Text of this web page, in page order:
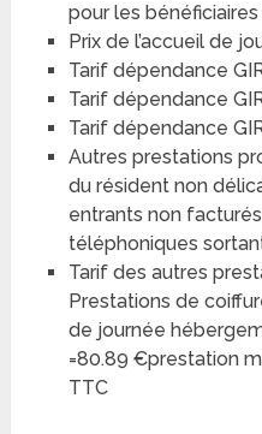
pour les bénéficiaires
Prix de l’accueil de
Tarif dépendance
Tarif dépendance
Tarif dépendance
Autres prestations
du résident non
entrants non
téléphoniques
Tarif des autres
Prestations de
de journée
=80.89 €prestation
TTC